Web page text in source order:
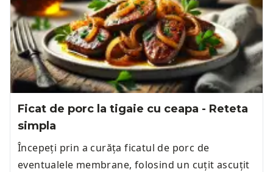
Ficat de porc la tigaie cu ceapa - Reteta
simpla
Începeți prin a curăța ficatul de porc de
eventualele membrane, folosind un cuțit ascuțit